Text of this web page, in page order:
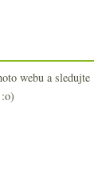
webu a sledujte